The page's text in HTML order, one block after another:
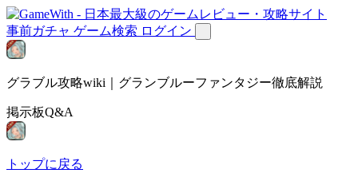
事前ガチャ ゲーム検索 ログイン
グラブル攻略wiki｜グランブルーファンタジー徹底解説
掲示板Q&A
トップに戻る